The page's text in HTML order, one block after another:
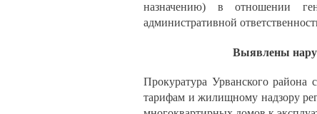
назначению) в отношении
административной
Выявлены
Прокуратура Урванского района
тарифам и жилищному надзору